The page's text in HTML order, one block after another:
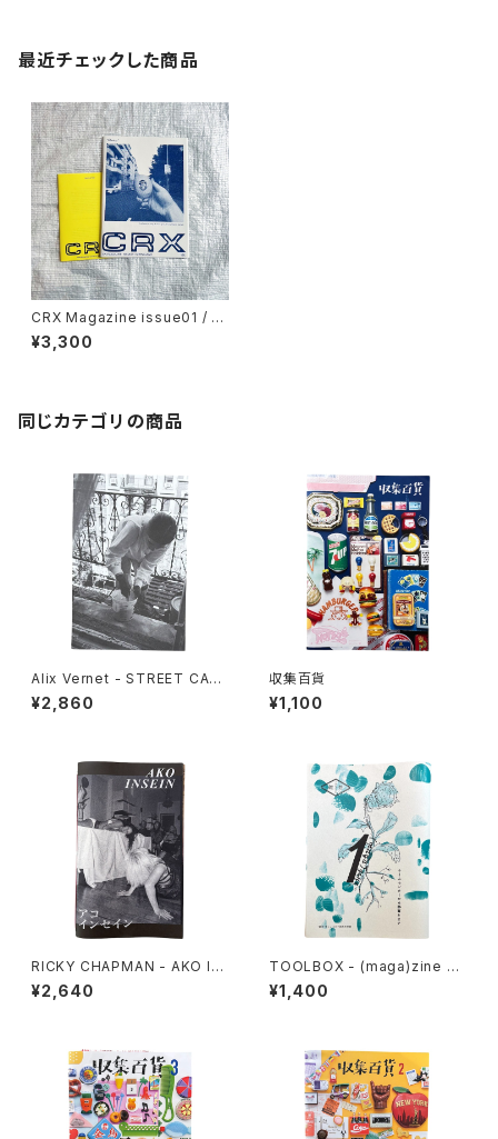
最近チェックした商品
CRX Magazine issue01 / S
pring 2024
¥3,300
同じカテゴリの商品
Alix Vernet - STREET CAS
TS
¥2,860
収集百貨
¥1,100
RICKY CHAPMAN - AKO IN
SEIN
¥2,640
TOOLBOX - (maga)zine 雑
想 DIY実践思想録 1
¥1,400